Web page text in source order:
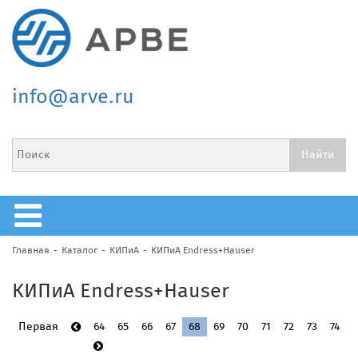
info@arve.ru
Главная Каталог КИПиА КИПиА Endress+Hauser
КИПиА Endress+Hauser
Первая 64 65 66 67 68 69 70 71 72 73 74